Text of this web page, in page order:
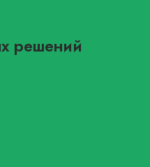
решений